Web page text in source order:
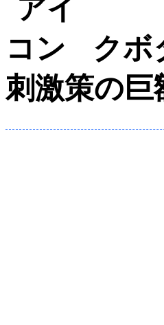
ク
刺激策の巨